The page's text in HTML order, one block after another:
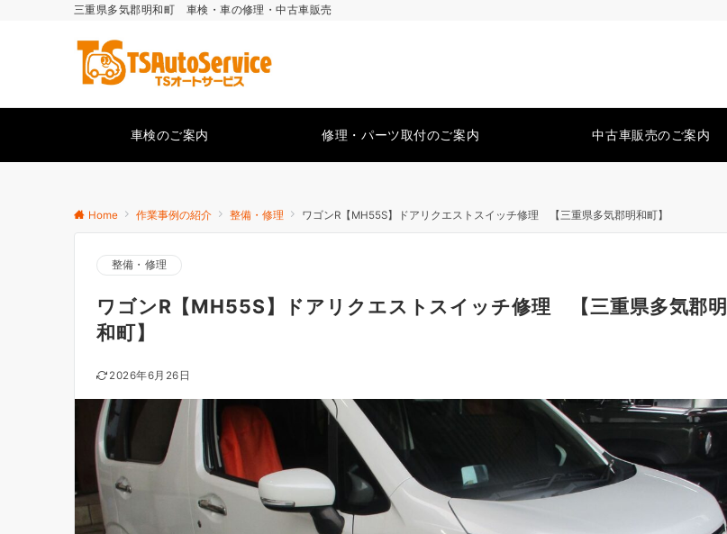
三重県多気郡明和町 車検・車の修理・中古車販売
車検のご案内 修理・パーツ取付のご案内 中古車販売のご案内
Home 作業事例の紹介 整備・修理 ワゴンR【MH55S】ドアリクエストスイッチ修理 【三重県多気郡明和町】
整備・修理
ワゴンR【MH55S】ドアリクエストスイッチ修理 【三重県多気郡明
和町】
2026年6月26日